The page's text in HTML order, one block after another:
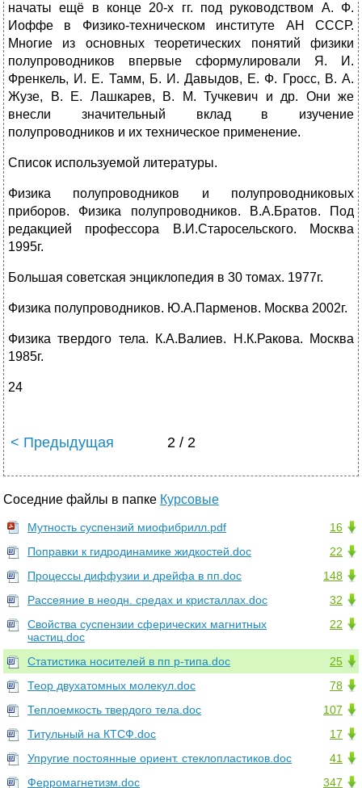
начаты ещё в конце 20-х гг. под руководством А. Ф.
Иоффе в Физико-техническом институте АН СССР.
Многие из основных теоретических понятий физики
полупроводников впервые сформулировали Я. И.
Френкель, И. Е. Тамм, Б. И. Давыдов, Е. Ф. Гросс, В. А.
Жузе, В. Е. Лашкарев, В. М. Тучкевич и др. Они же
внесли значительный вклад в изучение
полупроводников и их техническое применение.
Список используемой литературы.
Физика полупроводников и полупроводниковых
приборов. Физика полупроводников. В.А.Братов. Под
редакцией профессора В.И.Старосельского. Москва
1995г.
Большая советская энциклопедия в 30 томах. 1977г.
Физика полупроводников. Ю.А.Парменов. Москва 2002г.
Физика твердого тела. К.А.Валиев. Н.К.Ракова. Москва
1985г.
24
< Предыдущая 2 / 2
Соседние файлы в папке Курсовые
16
Мутность суспензий миофибрилл.pdf
22
Поправки к гидродинамике жидкостей.doc
148
Процессы диффузии и дрейфа в пп.doc
32
Рассеяние в неодн. средах и кристаллах.doc
22
Свойства суспензии сферических магнитных
частиц.doc
25
Статистика носителей в пп p-типа.doc
78
Теор двухатомных молекул.doc
107
Теплоемкость твердого тела.doc
17
Титульный на КТСФ.doc
41
Упругие постоянные ориент. стеклопластиков.doc
347
Ферромагнетизм.doc